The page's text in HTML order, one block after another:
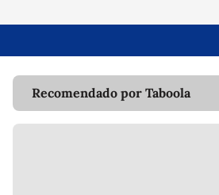
Recomendado por Taboola